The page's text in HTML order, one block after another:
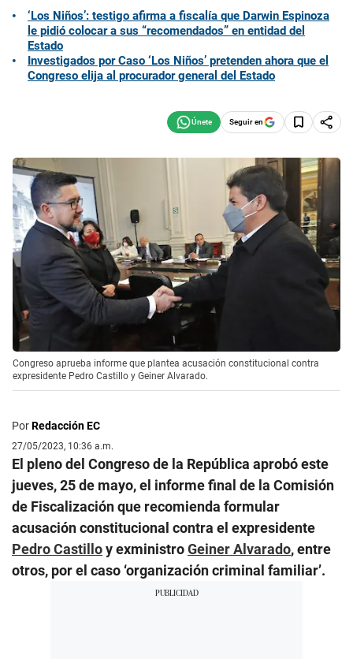
‘Los Niños’: testigo afirma a fiscalía que Darwin Espinoza
le pidió colocar a sus “recomendados” en entidad del
Estado
Investigados por Caso ‘Los Niños’ pretenden ahora que el
Congreso elija al procurador general del Estado
Seguir en
Congreso aprueba informe que plantea acusación constitucional contra
expresidente Pedro Castillo y Geiner Alvarado.
PorRedacción EC
27/05/2023, 10:36 a.m.
El pleno del Congreso de la República aprobó este
jueves, 25 de mayo, el informe final de la Comisión
de Fiscalización que recomienda formular
acusación constitucional contra el expresidente
Pedro Castilloy exministroGeiner Alvarado, entre
otros, por el caso ‘organización criminal familiar’.